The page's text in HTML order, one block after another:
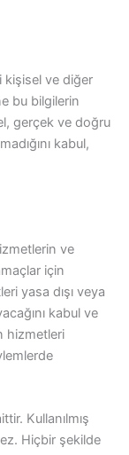
kişisel ve diğer
bu bilgilerin
gerçek ve doğru
kabul,
ve
için
yasa dışı veya
kabul ve
hizmetleri
Kullanılmış
Hiçbir şekilde